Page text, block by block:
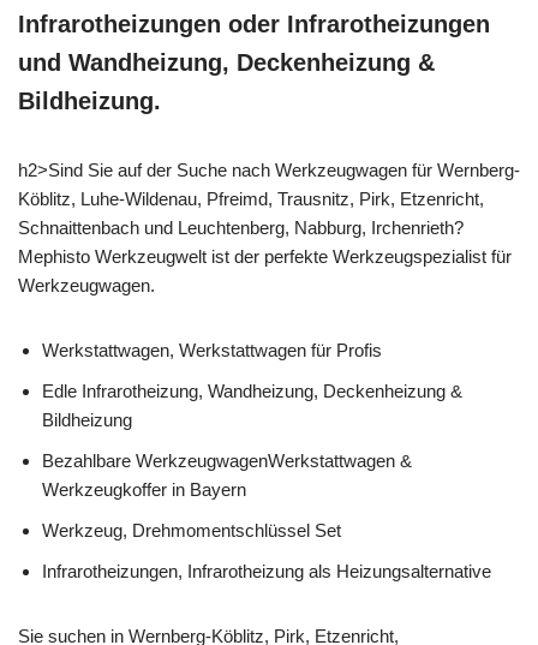
Infrarotheizungen oder Infrarotheizungen
und Wandheizung, Deckenheizung &
Bildheizung.
h2>Sind Sie auf der Suche nach Werkzeugwagen für Wernberg-
Köblitz, Luhe-Wildenau, Pfreimd, Trausnitz, Pirk, Etzenricht,
Schnaittenbach und Leuchtenberg, Nabburg, Irchenrieth?
Mephisto Werkzeugwelt ist der perfekte Werkzeugspezialist für
Werkzeugwagen.
Werkstattwagen, Werkstattwagen für Profis
Edle Infrarotheizung, Wandheizung, Deckenheizung &
Bildheizung
Bezahlbare WerkzeugwagenWerkstattwagen &
Werkzeugkoffer in Bayern
Werkzeug, Drehmomentschlüssel Set
Infrarotheizungen, Infrarotheizung als Heizungsalternative
Sie suchen in Wernberg-Köblitz, Pirk, Etzenricht,